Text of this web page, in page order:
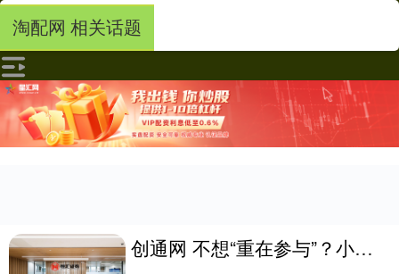
淘配网 相关话题
创通网 不想“重在参与”？小初阶段AMC8备考路径剖析！